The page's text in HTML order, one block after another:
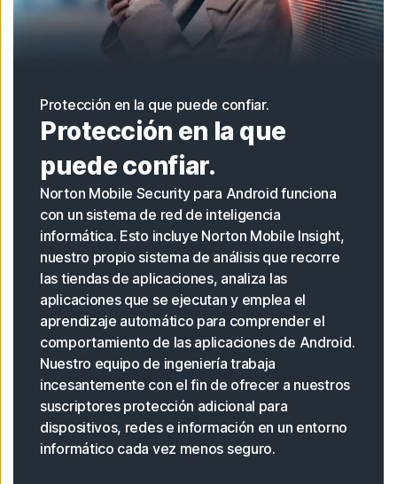
Protección en la que puede confiar.
Protección en la que
puede confiar.
Norton Mobile Security para Android funciona
con un sistema de red de inteligencia
informática. Esto incluye Norton Mobile Insight,
nuestro propio sistema de análisis que recorre
las tiendas de aplicaciones, analiza las
aplicaciones que se ejecutan y emplea el
aprendizaje automático para comprender el
comportamiento de las aplicaciones de Android.
Nuestro equipo de ingeniería trabaja
incesantemente con el fin de ofrecer a nuestros
suscriptores protección adicional para
dispositivos, redes e información en un entorno
informático cada vez menos seguro.